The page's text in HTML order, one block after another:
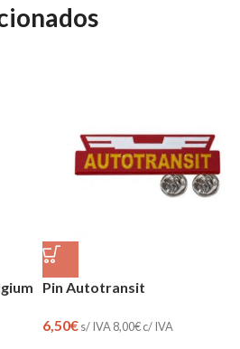
Pin Autotransit
6,50€s/ IVA 8,00€c/ IVA